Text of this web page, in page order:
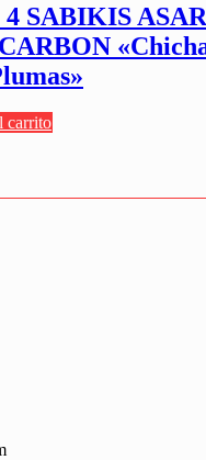
SABIKIS
carrito